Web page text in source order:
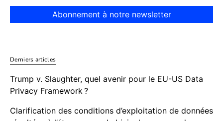
Abonnement à notre newsletter
Derniers articles
Trump v. Slaughter, quel avenir pour le EU-US Data
Privacy Framework ?
Clarification des conditions d’exploitation de données